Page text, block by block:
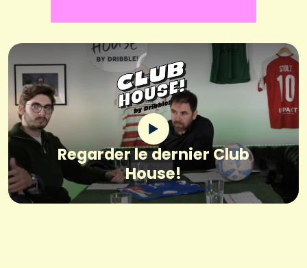
Regarder le dernier Club
House!